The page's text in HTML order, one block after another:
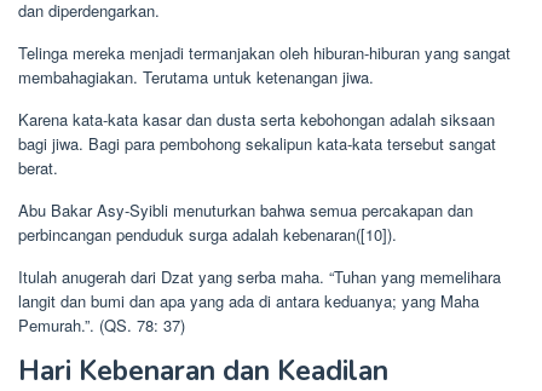
dan diperdengarkan.
Telinga mereka menjadi termanjakan oleh hiburan-hiburan yang sangat
membahagiakan. Terutama untuk ketenangan jiwa.
Karena kata-kata kasar dan dusta serta kebohongan adalah siksaan
bagi jiwa. Bagi para pembohong sekalipun kata-kata tersebut sangat
berat.
Abu Bakar Asy-Syibli menuturkan bahwa semua percakapan dan
perbincangan penduduk surga adalah kebenaran([10]).
Itulah anugerah dari Dzat yang serba maha. “Tuhan yang memelihara
langit dan bumi dan apa yang ada di antara keduanya; yang Maha
Pemurah.”. (QS. 78: 37)
Hari Kebenaran dan Keadilan